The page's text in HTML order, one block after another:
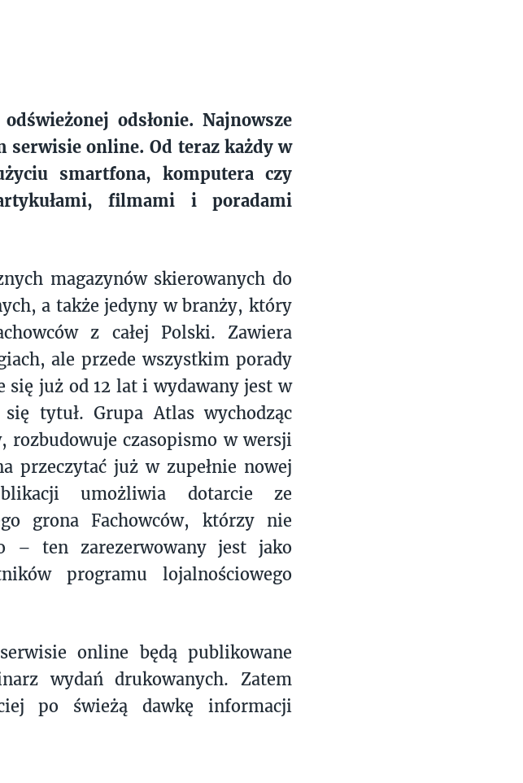
odsłonie. Najnowsze
serwisie online. Od teraz każdy w
smartfona, komputera czy
filmami i poradami
magazynów skierowanych do
a także jedyny w branży, który
z całej Polski. Zawiera
ale przede wszystkim porady
się już od 12 lat i wydawany jest w
tytuł. Grupa Atlas wychodząc
rozbudowuje czasopismo w wersji
przeczytać już w zupełnie nowej
umożliwia dotarcie ze
grona Fachowców, którzy nie
– ten zarezerwowany jest jako
programu lojalnościowego
online będą publikowane
wydań drukowanych. Zatem
po świeżą dawkę informacji